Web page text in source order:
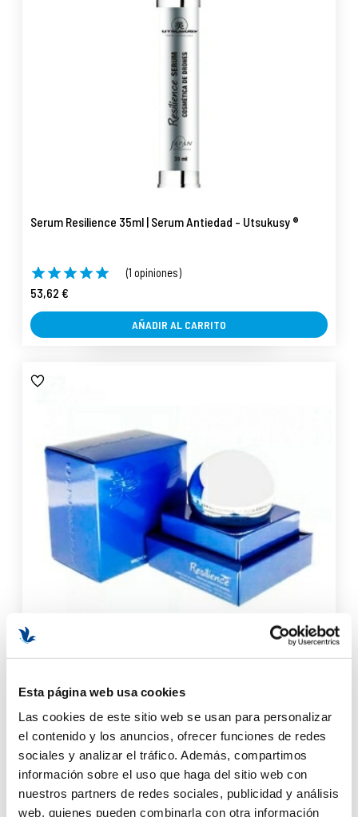
Esta página web usa cookies
Las cookies de este sitio web se usan para personalizar
el contenido y los anuncios, ofrecer funciones de redes
sociales y analizar el tráfico. Además, compartimos
información sobre el uso que haga del sitio web con
nuestros partners de redes sociales, publicidad y análisis
web, quienes pueden combinarla con otra información
Serum Resilience 35ml | Serum Antiedad - Utsukusy ®
(1 opiniones)
53,62 €
AÑADIR AL CARRITO
Crema Resilience 50ml | Crema AntiEdad - Utsukusy ®
(3 opiniones)
71,75 €
AÑADIR AL CARRITO